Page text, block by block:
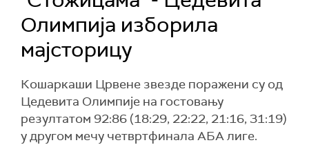
Олимпија изборила
мајсторицу
Кошаркаши Црвене звезде поражени су од
Цедевита Олимпије на гостовању
резултатом 92:86 (18:29, 22:22, 21:16, 31:19)
у другом мечу четвртфинала АБА лиге.